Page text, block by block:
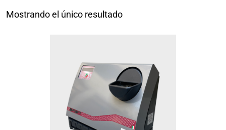
Mostrando el único resultado